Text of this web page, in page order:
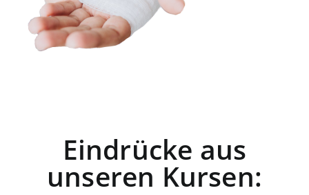
Eindrücke aus
unseren Kursen: